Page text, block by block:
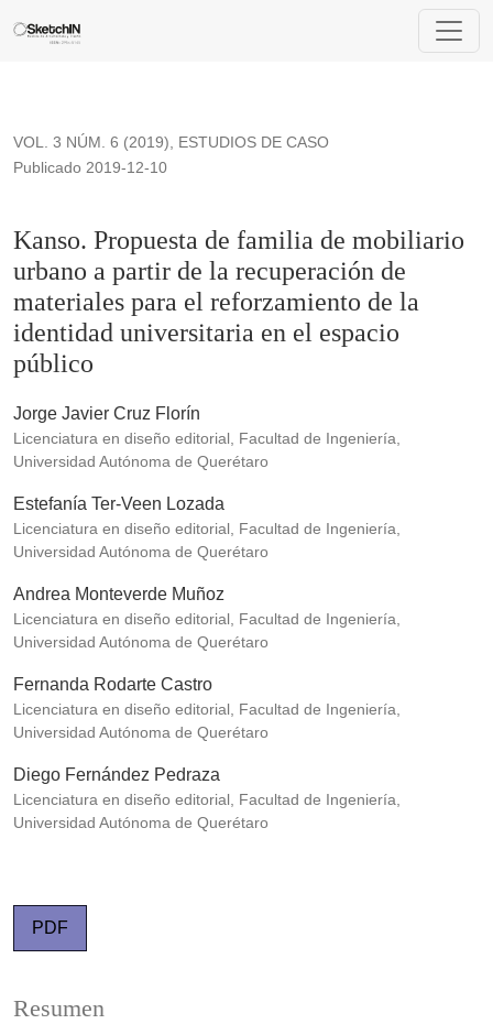
Kanso. Propuesta de familia de mobiliario urbano a partir
VOL. 3 NÚM. 6 (2019), ESTUDIOS DE CASO
Kanso. Propuesta de familia de mobiliario
urbano a partir de la recuperación de
materiales para el reforzamiento de la
identidad universitaria en el espacio
público
Publicado 2019-12-10
Jorge Javier Cruz Florín
Licenciatura en diseño editorial, Facultad de Ingeniería,
Universidad Autónoma de Querétaro
Estefanía Ter-Veen Lozada
Licenciatura en diseño editorial, Facultad de Ingeniería,
Universidad Autónoma de Querétaro
Andrea Monteverde Muñoz
Licenciatura en diseño editorial, Facultad de Ingeniería,
Universidad Autónoma de Querétaro
Fernanda Rodarte Castro
Licenciatura en diseño editorial, Facultad de Ingeniería,
Universidad Autónoma de Querétaro
Diego Fernández Pedraza
Licenciatura en diseño editorial, Facultad de Ingeniería,
Universidad Autónoma de Querétaro
PDF
Resumen